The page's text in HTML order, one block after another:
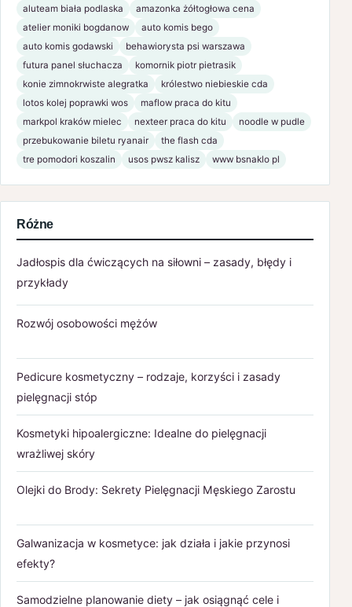
aluteam biała podlaska
amazonka żółtogłowa cena
atelier moniki bogdanow
auto komis bego
auto komis godawski
behawiorysta psi warszawa
futura panel słuchacza
komornik piotr pietrasik
konie zimnokrwiste alegratka
królestwo niebieskie cda
lotos kolej poprawki wos
maflow praca do kitu
markpol kraków mielec
nexteer praca do kitu
noodle w pudle
przebukowanie biletu ryanair
the flash cda
tre pomodori koszalin
usos pwsz kalisz www bsnaklo pl
Różne
Jadłospis dla ćwiczących na siłowni – zasady, błędy i
przykłady
Rozwój osobowości mężów
Pedicure kosmetyczny – rodzaje, korzyści i zasady
pielęgnacji stóp
Kosmetyki hipoalergiczne: Idealne do pielęgnacji
wrażliwej skóry
Olejki do Brody: Sekrety Pielęgnacji Męskiego Zarostu
Galwanizacja w kosmetyce: jak działa i jakie przynosi
efekty?
Samodzielne planowanie diety – jak osiągnąć cele i